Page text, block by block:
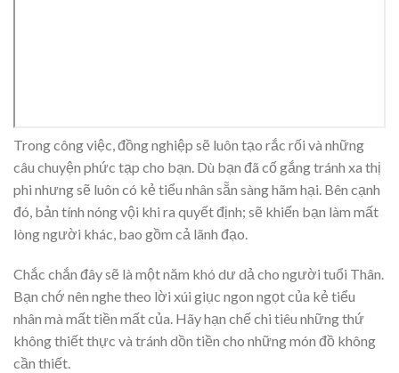
Trong công việc, đồng nghiệp sẽ luôn tạo rắc rối và những
câu chuyện phức tạp cho bạn. Dù bạn đã cố gắng tránh xa thị
phi nhưng sẽ luôn có kẻ tiểu nhân sẵn sàng hãm hại. Bên cạnh
đó, bản tính nóng vội khi ra quyết định; sẽ khiến bạn làm mất
lòng người khác, bao gồm cả lãnh đạo.
Chắc chắn đây sẽ là một năm khó dư dả cho người tuổi Thân.
Bạn chớ nên nghe theo lời xúi giục ngon ngọt của kẻ tiểu
nhân mà mất tiền mất của. Hãy hạn chế chi tiêu những thứ
không thiết thực và tránh dồn tiền cho những món đồ không
cần thiết.